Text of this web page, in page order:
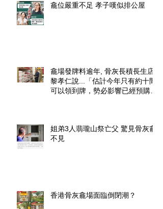
龕位嚴重不足 孝子嘆似排公屋
龕場發牌料逾年, 骨灰長積長生店.
黎孝仁說...「估計今年只有約十間
可以領到牌，勢必影響已經預購了
姐弟3人翡瓏山祭亡父 驚見骨灰龕
不見
香港骨灰龕場面臨倒閉潮？